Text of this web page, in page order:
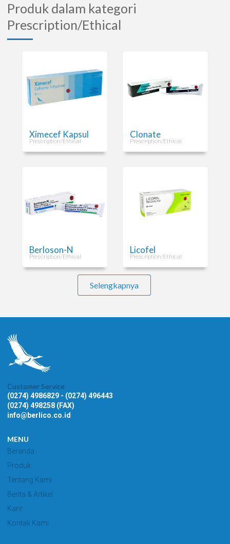
Produk dalam kategori
Prescription/Ethical
Ximecef Kapsul
Prescription/Ethical
Clonate
Prescription/Ethical
Berloson-N
Prescription/Ethical
Licofel
Prescription/Ethical
Selengkapnya
Customer Service
(0274) 4986829 - (0274) 496443
(0274) 498258 (FAX)
info@berlico.co.id
MENU
Beranda
Produk
Tentang Kami
Berita & Artikel
Karir
Kontak Kami